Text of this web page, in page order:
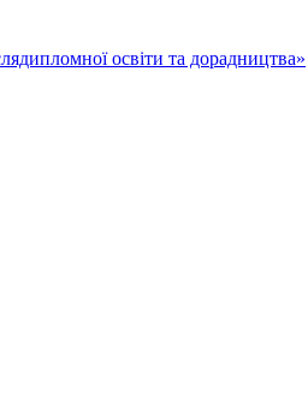
освіти та дорадництва»